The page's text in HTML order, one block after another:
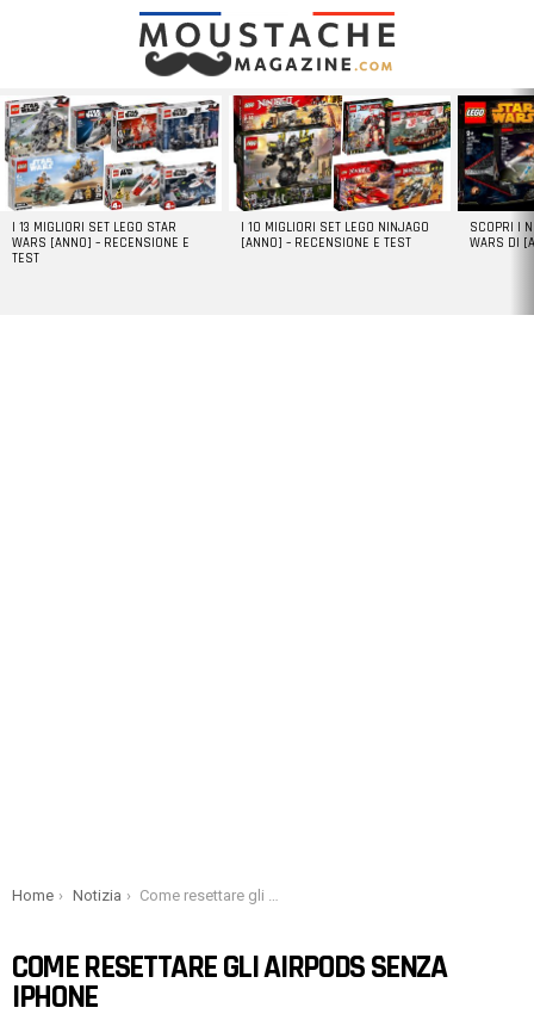
LATEST
STORIES
I 13 MIGLIORI SET LEGO STAR
WARS [ANNO] – RECENSIONE E
TEST
I 10 MIGLIORI SET LEGO NINJAGO
[ANNO] – RECENSIONE E TEST
SCOPRI I
WARS DI
You are here:
Home Notizia Come resettare gli AirPods senza iPhone
COME RESETTARE GLI AIRPODS SENZA
IPHONE